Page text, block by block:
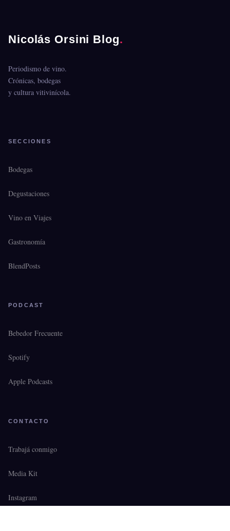
Nicolás Orsini Blog.
Periodismo de vino.
Crónicas, bodegas
y cultura vitivinícola.
SECCIONES
Bodegas
Degustaciones
Vino en Viajes
Gastronomía
BlendPosts
PODCAST
Bebedor Frecuente
Spotify
Apple Podcasts
CONTACTO
Trabajá conmigo
Media Kit
Instagram